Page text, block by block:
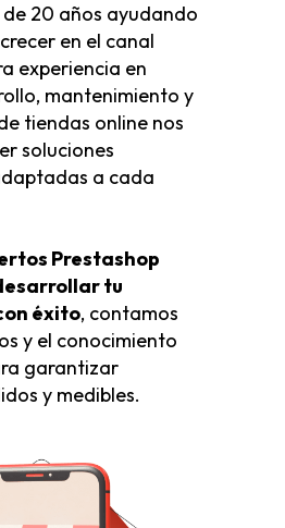
20 años ayudando
en el canal
experiencia en
mantenimiento y
tiendas online nos
soluciones
a cada
Prestashop
tu
éxito, contamos
y el conocimiento
garantizar
y medibles.